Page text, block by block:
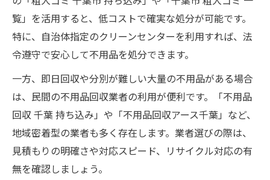
覧」を活用すると、低コストで確実な処分が可能です。
特に、自治体指定のクリーンセンターを利用すれば、法
令遵守で安心して不用品を処分できます。
一方、即日回収や分別が難しい大量の不用品がある場合
は、民間の不用品回収業者の利用が便利です。「不用品
回収 千葉 持ち込み」や「不用品回収アース千葉」など、
地域密着型の業者も多く存在します。業者選びの際は、
見積もりの明確さや対応スピード、リサイクル対応の有
無を確認しましょう。